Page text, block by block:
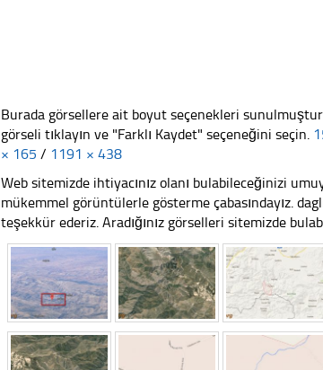
Burada görsellere ait boyut seçenekleri
görseli tıklayın ve "Farklı Kaydet" seçeneğini seçin.
× 165 / 1191 × 438
Web sitemizde ihtiyacınız olanı bulabileceğinizi
mükemmel görüntülerle gösterme çabasındayız.
teşekkür ederiz. Aradığınız görselleri sitemizde